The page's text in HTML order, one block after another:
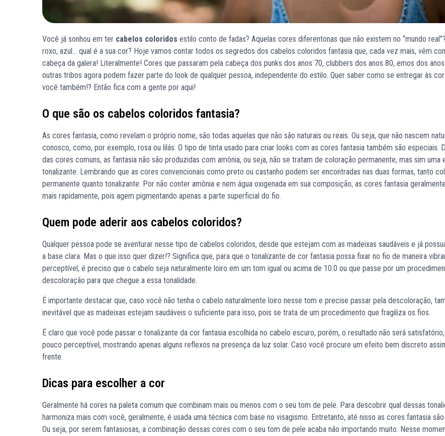
Você já sonhou em ter cabelos coloridos estilo conto de fadas? Aquelas cores diferentonas que não existem no “mundo
roxo, azul… qual é a sua cor? Hoje vamos contar todos os segredos dos cabelos coloridos fantasia que, cada vez mais, vêm
cabeça da galera! Literalmente! Cores que passaram pela cabeça dos punks dos anos 70, clubbers dos anos 80, emos dos
outras tribos agora podem fazer parte do look de qualquer pessoa, independente do estilo. Quer saber como se entregar às
você também!? Então fica com a gente por aqui!
O que são os cabelos coloridos fantasia?
As cores fantasia, como revelam o próprio nome, são todas aquelas que não são naturais ou reais. Ou seja, que não nascem
conosco, como, por exemplo, rosa ou lilás. O tipo de tinta usado para criar looks com as cores fantasia também são especiais.
das cores comuns, as fantasia não são produzidas com amônia, ou seja, não se tratam de coloração permanente, mas sim uma
tonalizante. Lembrando que as cores convencionais como preto ou castanho podem ser encontradas nas duas formas, tanto
permanente quanto tonalizante. Por não conter amônia e nem água oxigenada em sua composição, as cores fantasia
mais rapidamente, pois agem pigmentando apenas a parte superficial do fio.
Quem pode aderir aos cabelos coloridos?
Qualquer pessoa pode se aventurar nesse tipo de cabelos coloridos, desde que estejam com as madeixas saudáveis e já
a base clara. Mas o que isso quer dizer!? Significa que, para que o tonalizante de cor fantasia possa fixar no fio de maneira
perceptível, é preciso que o cabelo seja naturalmente loiro em um tom igual ou acima de 10.0 ou que passe por um
descoloração para que chegue a essa tonalidade.
É importante destacar que, caso você não tenha o cabelo naturalmente loiro nesse tom e precise passar pela descoloração,
inevitável que as madeixas estejam saudáveis o suficiente para isso, pois se trata de um procedimento que fragiliza os fios.
É claro que você pode passar o tonalizante da cor fantasia escolhida no cabelo escuro, porém, o resultado não será
pouco perceptível, mostrando apenas alguns reflexos na presença da luz solar. Caso você procure um efeito bem discreto
frente.
Dicas para escolher a cor
Geralmente há cores na paleta comum que combinam mais ou menos com o seu tom de pele. Para descobrir qual dessas
harmoniza mais com você, geralmente, é usada uma técnica com base no visagismo. Entretanto, até nisso as cores fantasia
Ou seja, por serem fantasiosas, a combinação dessas cores com o seu tom de pele acaba não importando muito. Nesse